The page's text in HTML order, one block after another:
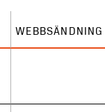
WEBBSÄNDNING